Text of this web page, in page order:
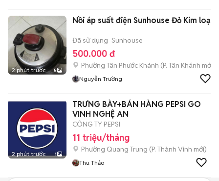
2 phút trước 5
Nồi áp suất điện Sunhouse Đỏ Kim loại
Đã sử dụng Sunhouse
500.000 đ
Phường Tân Phước Khánh (P. Tân Khánh mới)
Nguyễn Trường
2 phút trước 1
TRƯNG BÀY+BÁN HÀNG PEPSI GO
VINH NGHỆ AN
CÔNG TY PEPSI
11 triệu/tháng
Phường Quang Trung (P. Thành Vinh mới)
Thu Thảo